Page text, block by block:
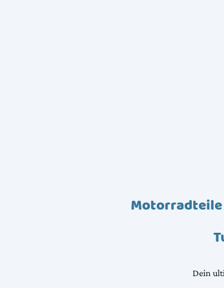
Motorradteile
Dein